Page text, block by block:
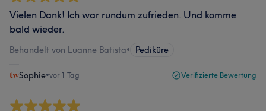
Vielen Dank! Ich war rundum zufrieden. Und komme
bald wieder.
Behandelt von Luanne Batista• Pediküre
Sophie•vor 1 Tag Verifizierte Bewertung